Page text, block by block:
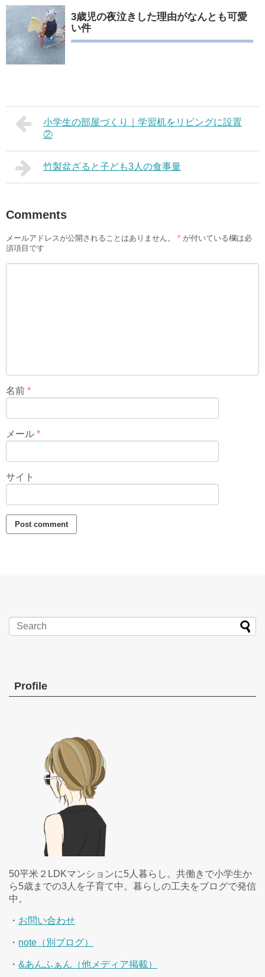
3歳児の夜泣きした理由がなんとも可愛
い件
小学生の部屋づくり｜学習机をリビングに設置
②
竹製盆ざると子ども3人の食事量
Comments
メールアドレスが公開されることはありません。 * が付いている欄は必
須項目です
名前 *
メール *
サイト
Profile
50平米２LDKマンションに5人暮らし。共働きで小学生か
ら5歳までの3人を子育て中。暮らしの工夫をブログで発信
中。
・ お問い合わせ
・ note（別ブログ）
・ &あんふぁん（他メディア掲載）